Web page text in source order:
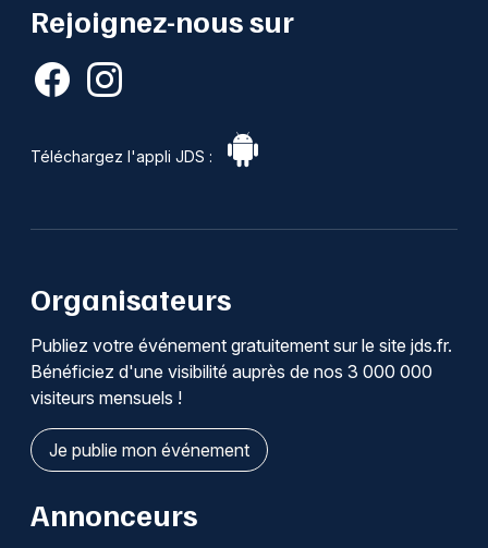
Rejoignez-nous sur
Téléchargez l'appli JDS :
Organisateurs
Publiez votre événement gratuitement sur le site jds.fr.
Bénéficiez d'une visibilité auprès de nos 3 000 000
visiteurs mensuels !
Je publie mon événement
Annonceurs